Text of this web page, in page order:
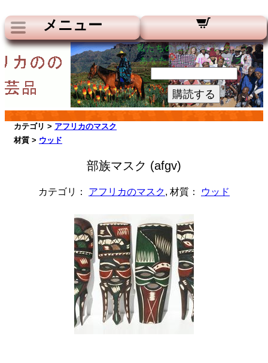
メニュー
私たちのニュースレター：
あなたのメールアドレス:
購読する
カテゴリ > アフリカのマスク
材質 > ウッド
部族マスク (afgv)
カテゴリ： アフリカのマスク, 材質： ウッド